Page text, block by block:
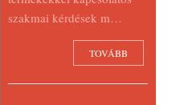
szakmai kérdések m…
TOVÁBB